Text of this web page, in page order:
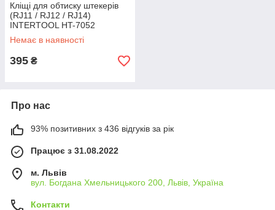
Кліщі для обтиску штекерів
(RJ11 / RJ12 / RJ14)
INTERTOOL HT-7052
Немає в наявності
395 ₴
Про нас
93% позитивних з 436 відгуків за рік
Працює з 31.08.2022
м. Львів
вул. Богдана Хмельницького 200, Львів, Україна
Контакти